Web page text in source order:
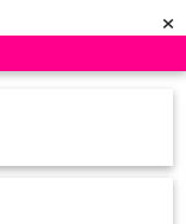
×